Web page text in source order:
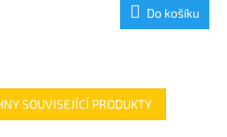
Do košíku
SOUVISEJÍCÍ PRODUKTY